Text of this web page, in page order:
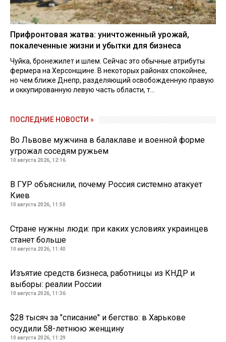
Прифронтовая жатва: уничтоженный урожай,
покалеченные жизни и убытки для бизнеса
Чуйка, бронежилет и шлем. Сейчас это обычные атрибуты
фермера на Херсонщине. В некоторых районах спокойнее,
но чем ближе Днепр, разделяющий освобожденную правую
и оккупированную левую часть области, т...
ПОСЛЕДНИЕ НОВОСТИ »
Во Львове мужчина в балаклаве и военной форме
угрожал соседям ружьем
10 августа 2026, 12:16
В ГУР объяснили, почему Россия системно атакует
Киев
10 августа 2026, 11:50
Стране нужны люди: при каких условиях украинцев
станет больше
10 августа 2026, 11:40
Изъятие средств бизнеса, работницы из КНДР и
выборы: реалии России
10 августа 2026, 11:36
$28 тысяч за "списание" и бегство: в Харькове
осудили 58-летнюю женщину
10 августа 2026, 11:29